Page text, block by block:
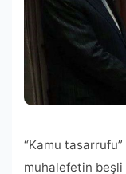
“Kamu
muhalefetin beşli